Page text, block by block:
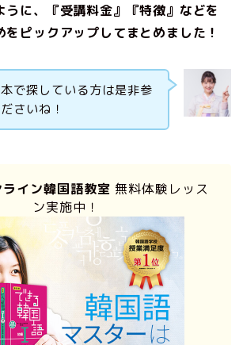
うに、『受講料金』『特徴』などを
ピックアップしてまとめました！
で探している方は是非参
さいね！
イン韓国語教室 無料体験レッス
ン実施中！